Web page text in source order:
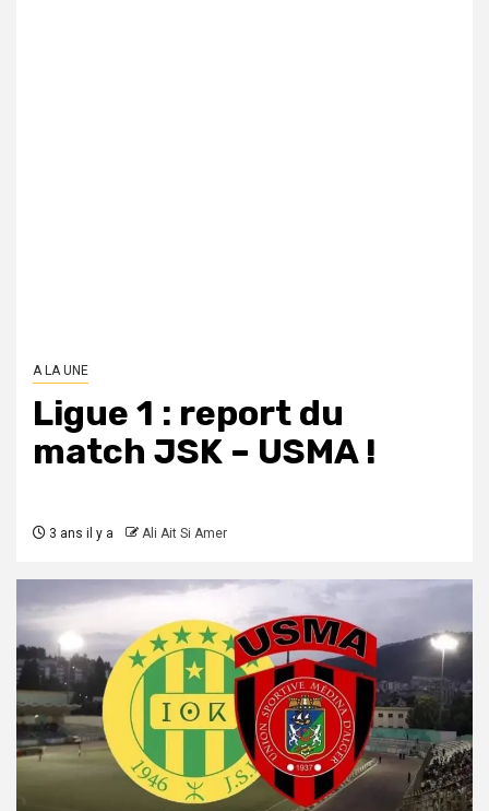
A LA UNE
Ligue 1 : report du
match JSK – USMA !
3 ans il y a Ali Ait Si Amer